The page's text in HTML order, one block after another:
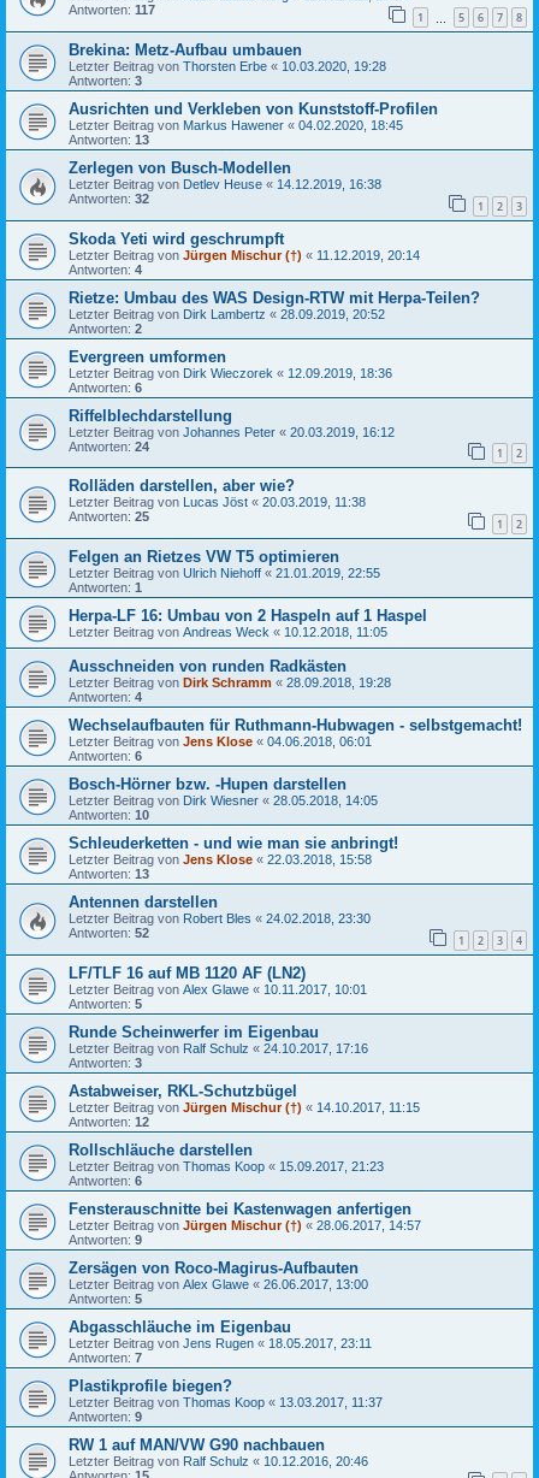
Antworten: 117 1 5 6 7 8
Brekina: Metz-Aufbau umbauen
Letzter Beitrag von Thorsten Erbe « 10.03.2020, 19:28
Antworten: 3
Ausrichten und Verkleben von Kunststoff-Profilen
Letzter Beitrag von Markus Hawener « 04.02.2020, 18:45
Antworten: 13
Zerlegen von Busch-Modellen
Letzter Beitrag von Detlev Heuse « 14.12.2019, 16:38
Antworten: 32 1 2 3
Skoda Yeti wird geschrumpft
Letzter Beitrag von Jürgen Mischur (†) « 11.12.2019, 20:14
Antworten: 4
Rietze: Umbau des WAS Design-RTW mit Herpa-Teilen?
Letzter Beitrag von Dirk Lambertz « 28.09.2019, 20:52
Antworten: 2
Evergreen umformen
Letzter Beitrag von Dirk Wieczorek « 12.09.2019, 18:36
Antworten: 6
Riffelblechdarstellung
Letzter Beitrag von Johannes Peter « 20.03.2019, 16:12
Antworten: 24 1 2
Rolläden darstellen, aber wie?
Letzter Beitrag von Lucas Jöst « 20.03.2019, 11:38
Antworten: 25 1 2
Felgen an Rietzes VW T5 optimieren
Letzter Beitrag von Ulrich Niehoff « 21.01.2019, 22:55
Antworten: 1
Herpa-LF 16: Umbau von 2 Haspeln auf 1 Haspel
Letzter Beitrag von Andreas Weck « 10.12.2018, 11:05
Ausschneiden von runden Radkästen
Letzter Beitrag von Dirk Schramm « 28.09.2018, 19:28
Antworten: 4
Wechselaufbauten für Ruthmann-Hubwagen - selbstgemacht!
Letzter Beitrag von Jens Klose « 04.06.2018, 06:01
Antworten: 6
Bosch-Hörner bzw. -Hupen darstellen
Letzter Beitrag von Dirk Wiesner « 28.05.2018, 14:05
Antworten: 10
Schleuderketten - und wie man sie anbringt!
Letzter Beitrag von Jens Klose « 22.03.2018, 15:58
Antworten: 13
Antennen darstellen
Letzter Beitrag von Robert Bles « 24.02.2018, 23:30
Antworten: 52 1 2 3 4
LF/TLF 16 auf MB 1120 AF (LN2)
Letzter Beitrag von Alex Glawe « 10.11.2017, 10:01
Antworten: 5
Runde Scheinwerfer im Eigenbau
Letzter Beitrag von Ralf Schulz « 24.10.2017, 17:16
Antworten: 3
Astabweiser, RKL-Schutzbügel
Letzter Beitrag von Jürgen Mischur (†) « 14.10.2017, 11:15
Antworten: 12
Rollschläuche darstellen
Letzter Beitrag von Thomas Koop « 15.09.2017, 21:23
Antworten: 6
Fensterauschnitte bei Kastenwagen anfertigen
Letzter Beitrag von Jürgen Mischur (†) « 28.06.2017, 14:57
Antworten: 9
Zersägen von Roco-Magirus-Aufbauten
Letzter Beitrag von Alex Glawe « 26.06.2017, 13:00
Antworten: 5
Abgasschläuche im Eigenbau
Letzter Beitrag von Jens Rugen « 18.05.2017, 23:11
Antworten: 7
Plastikprofile biegen?
Letzter Beitrag von Thomas Koop « 13.03.2017, 11:37
Antworten: 9
RW 1 auf MAN/VW G90 nachbauen
Letzter Beitrag von Ralf Schulz « 10.12.2016, 20:46